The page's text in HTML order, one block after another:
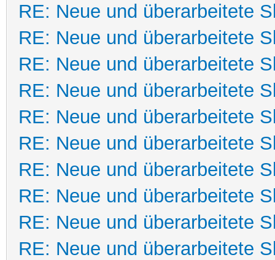
RE: Neue und überarbeitete
RE: Neue und überarbeitete
RE: Neue und überarbeitete
RE: Neue und überarbeitete
RE: Neue und überarbeitete
RE: Neue und überarbeitete
RE: Neue und überarbeitete
RE: Neue und überarbeitete
RE: Neue und überarbeitete
RE: Neue und überarbeitete